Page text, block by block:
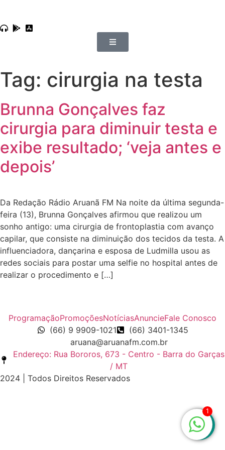
Tag: cirurgia na testa
Brunna Gonçalves faz
cirurgia para diminuir testa e
exibe resultado; ‘veja antes e
depois’
Da Redação Rádio Aruanã FM Na noite da última segunda-
feira (13), Brunna Gonçalves afirmou que realizou um
sonho antigo: uma cirurgia de frontoplastia com avanço
capilar, que consiste na diminuição dos tecidos da testa. A
influenciadora, dançarina e esposa de Ludmilla usou as
redes sociais para postar uma selfie no hospital antes de
realizar o procedimento e […]
ProgramaçãoPromoçõesNotíciasAnuncieFale Conosco
(66) 9 9909-1021
(66) 3401-1345
aruana@aruanafm.com.br
Endereço: Rua Bororos, 673 - Centro - Barra do Garças
/ MT
2024 | Todos Direitos Reservados
1
casibom giriş casibom